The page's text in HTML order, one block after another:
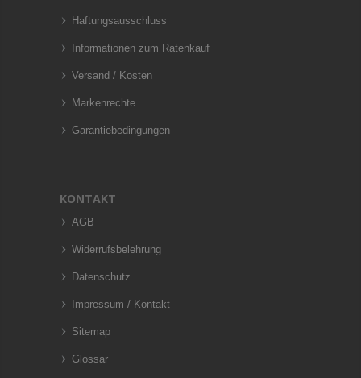
Haftungsausschluss
Informationen zum Ratenkauf
Versand / Kosten
Markenrechte
Garantiebedingungen
KONTAKT
AGB
Widerrufsbelehrung
Datenschutz
Impressum / Kontakt
Sitemap
Glossar